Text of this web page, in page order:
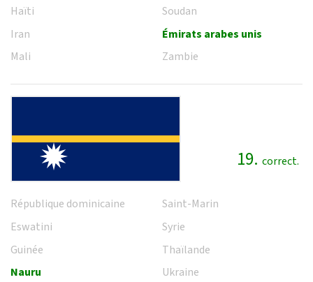
Haïti
Iran
Mali
Soudan
Émirats arabes unis
Zambie
19. correct.
République dominicaine
Eswatini
Guinée
Nauru
Saint-Marin
Syrie
Thaïlande
Ukraine